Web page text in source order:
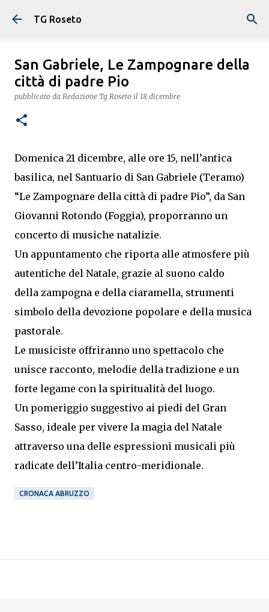
Passa ai contenuti principali
TG Roseto
San Gabriele, Le Zampognare della
città di padre Pio
pubblicato da Redazione Tg Roseto il 18 dicembre
Domenica 21 dicembre, alle ore 15, nell’antica
basilica, nel Santuario di San Gabriele (Teramo)
“Le Zampognare della città di padre Pio”, da San
Giovanni Rotondo (Foggia), proporranno un
concerto di musiche natalizie.
Un appuntamento che riporta alle atmosfere più
autentiche del Natale, grazie al suono caldo
della zampogna e della ciaramella, strumenti
simbolo della devozione popolare e della musica
pastorale.
Le musiciste offriranno uno spettacolo che
unisce racconto, melodie della tradizione e un
forte legame con la spiritualità del luogo.
Un pomeriggio suggestivo ai piedi del Gran
Sasso, ideale per vivere la magia del Natale
attraverso una delle espressioni musicali più
radicate dell’Italia centro-meridionale.
CRONACA ABRUZZO